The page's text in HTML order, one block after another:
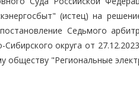
(истец) на
Седьмого
Сибирского округа от
обществу "Региональные